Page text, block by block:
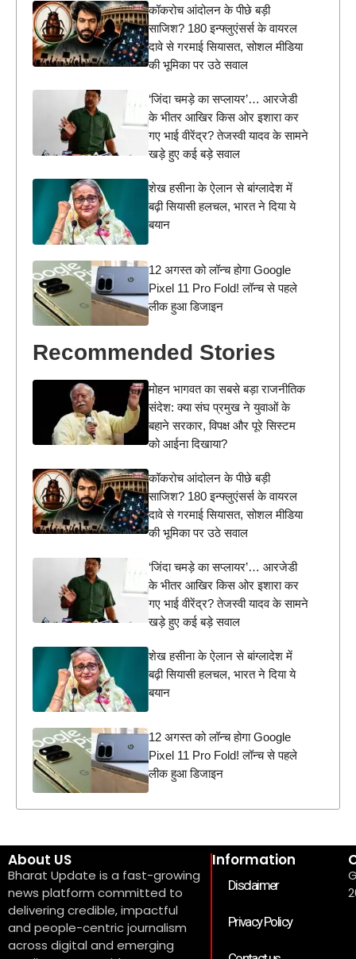
कॉकरोच आंदोलन के पीछे बड़ी
साजिश? 180 इन्फ्लुएंसर्स के वायरल
दावे से गरमाई सियासत, सोशल मीडिया
की भूमिका पर उठे सवाल
‘जिंदा चमड़े का सप्लायर’… आरजेडी
के भीतर आखिर किस ओर इशारा कर
गए भाई वीरेंद्र? तेजस्वी यादव के सामने
खड़े हुए कई बड़े सवाल
शेख हसीना के ऐलान से बांग्लादेश में
बढ़ी सियासी हलचल, भारत ने दिया ये
बयान
12 अगस्त को लॉन्च होगा Google
Pixel 11 Pro Fold! लॉन्च से पहले
लीक हुआ डिजाइन
Recommended Stories
मोहन भागवत का सबसे बड़ा राजनीतिक
संदेश: क्या संघ प्रमुख ने युवाओं के
बहाने सरकार, विपक्ष और पूरे सिस्टम
को आईना दिखाया?
कॉकरोच आंदोलन के पीछे बड़ी
साजिश? 180 इन्फ्लुएंसर्स के वायरल
दावे से गरमाई सियासत, सोशल मीडिया
की भूमिका पर उठे सवाल
‘जिंदा चमड़े का सप्लायर’… आरजेडी
के भीतर आखिर किस ओर इशारा कर
गए भाई वीरेंद्र? तेजस्वी यादव के सामने
खड़े हुए कई बड़े सवाल
शेख हसीना के ऐलान से बांग्लादेश में
बढ़ी सियासी हलचल, भारत ने दिया ये
बयान
12 अगस्त को लॉन्च होगा Google
Pixel 11 Pro Fold! लॉन्च से पहले
लीक हुआ डिजाइन
About US
Bharat Update is a fast-growing
news platform committed to
delivering credible, impactful
and people-centric journalism
across digital and emerging
Information
Disclaimer
Privacy Policy